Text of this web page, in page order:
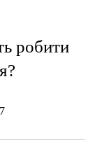
робити